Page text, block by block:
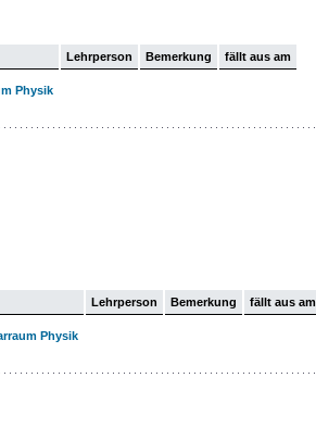
Lehrperson Bemerkung fällt aus am
Physik
Lehrperson Bemerkung fällt aus am
Physik